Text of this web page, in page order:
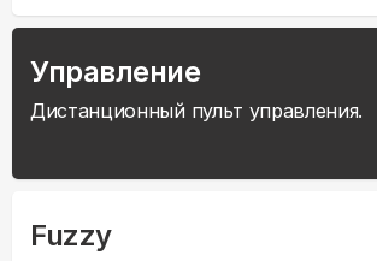
Управление
Дистанционный пульт управления.
Fuzzy